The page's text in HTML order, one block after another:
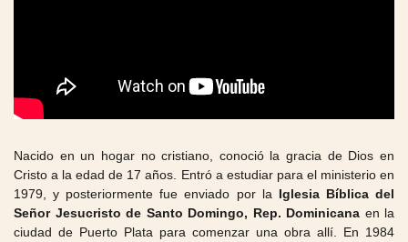
Nacido en un hogar no cristiano, conoció la gracia de Dios en
Cristo a la edad de 17 años. Entró a estudiar para el ministerio en
1979, y posteriormente fue enviado por la Iglesia Bíblica del
Señor Jesucristo de Santo Domingo, Rep. Dominicana en la
ciudad de Puerto Plata para comenzar una obra allí. En 1984